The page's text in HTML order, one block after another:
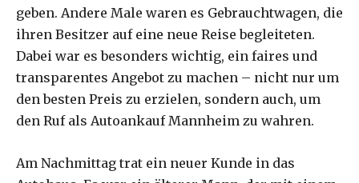
geben. Andere Male waren es Gebrauchtwagen, die
ihren Besitzer auf eine neue Reise begleiteten.
Dabei war es besonders wichtig, ein faires und
transparentes Angebot zu machen – nicht nur um
den besten Preis zu erzielen, sondern auch, um
den Ruf als Autoankauf Mannheim zu wahren.
Am Nachmittag trat ein neuer Kunde in das